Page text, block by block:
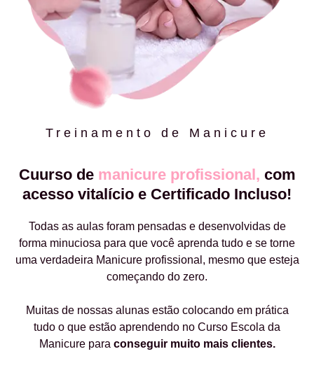
Treinamento de Manicure
Cuurso de manicure profissional, com
acesso vitalício e Certificado Incluso!
Todas as aulas foram pensadas e desenvolvidas de
forma minuciosa para que você aprenda tudo e se torne
uma verdadeira Manicure profissional, mesmo que esteja
começando do zero.
Muitas de nossas alunas estão colocando em prática
tudo o que estão aprendendo no Curso Escola da
Manicure para conseguir muito mais clientes.